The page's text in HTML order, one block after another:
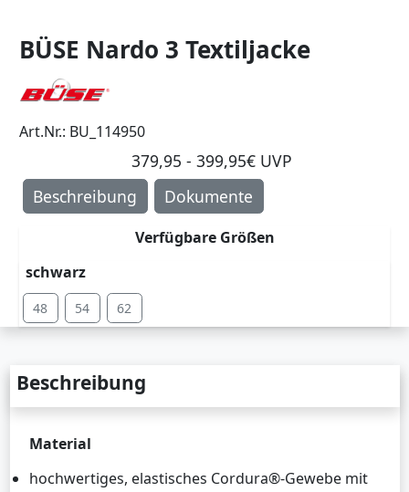
BÜSE Nardo 3 Textiljacke
Art.Nr.: BU_114950
379,95 - 399,95€ UVP
Beschreibung
Dokumente
Verfügbare Größen
schwarz
48 54 62
Beschreibung
Material
hochwertiges, elastisches Cordura®-Gewebe mit